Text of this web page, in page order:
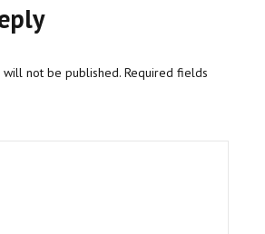
will not be published. Required fields